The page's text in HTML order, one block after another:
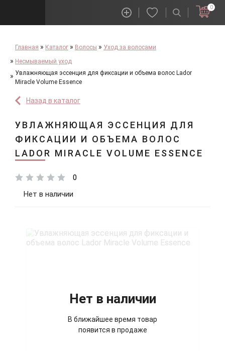
0
Главная Каталог Волосы
Уход за волосами
Несмываемый уход
Увлажняющая эссенция для фиксации и объема волос Lador
Miracle Volume Essence
Назад в каталог
УВЛАЖНЯЮЩАЯ ЭССЕНЦИЯ ДЛЯ
ФИКСАЦИИ И ОБЪЕМА ВОЛОС
LADOR MIRACLE VOLUME ESSENCE
0
Нет в наличии
Нет в наличии
В ближайшее время товар
появится в продаже